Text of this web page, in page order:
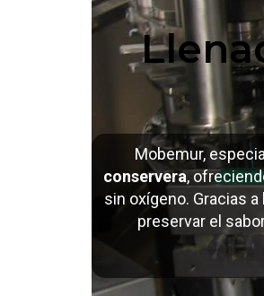
Mobemur,
conservera,
sin oxígeno. Gracias
preservar el